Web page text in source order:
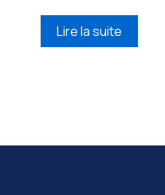
Lire la suite